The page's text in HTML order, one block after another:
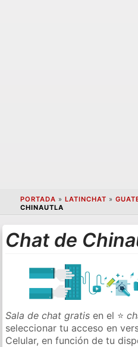
PORTADA » LATINCHAT »
CHINAUTLA
Chat de
Sala de chat gratis en el ⭐
seleccionar tu acceso en
Celular, en función de tu